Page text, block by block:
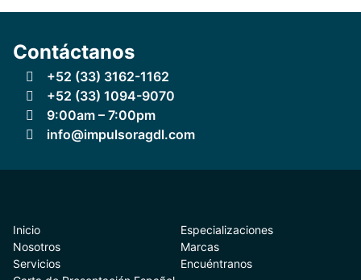
Contáctanos
+52 (33) 3162-1162
+52 (33) 1094-9070
9:00am – 7:00pm
info@impulsoragdl.com
Inicio
Nosotros
Servicios
Especializaciones
Marcas
Encuéntranos